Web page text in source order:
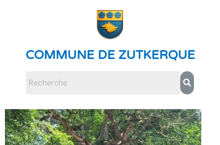
COMMUNE DE ZUTKERQUE